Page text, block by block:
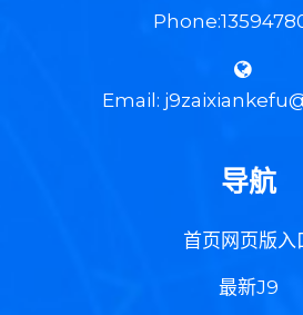
Email:
导航
首页网页版入
最新J9